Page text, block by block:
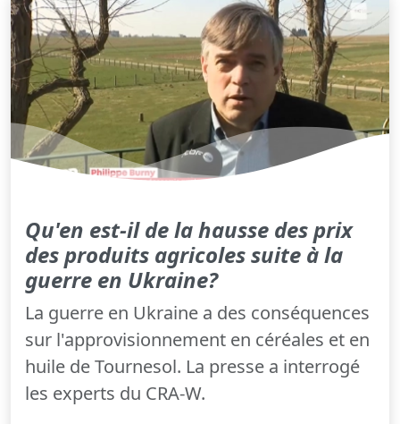
Qu'en est-il de la hausse des prix
des produits agricoles suite à la
guerre en Ukraine?
La guerre en Ukraine a des conséquences
sur l'approvisionnement en céréales et en
huile de Tournesol. La presse a interrogé
les experts du CRA-W.